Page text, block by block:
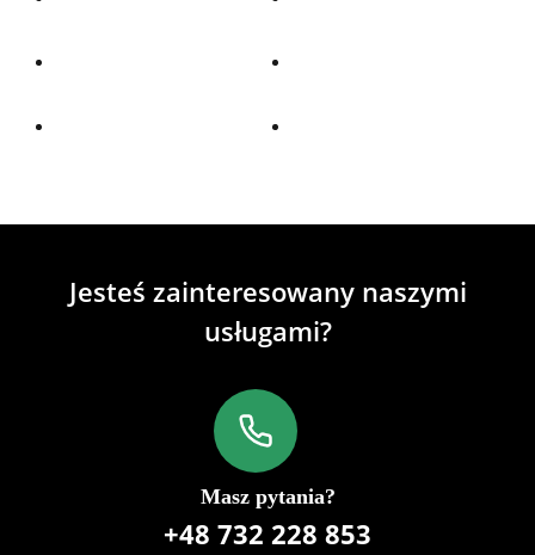
Jesteś zainteresowany naszymi
usługami?
Masz pytania?
+48 732 228 853